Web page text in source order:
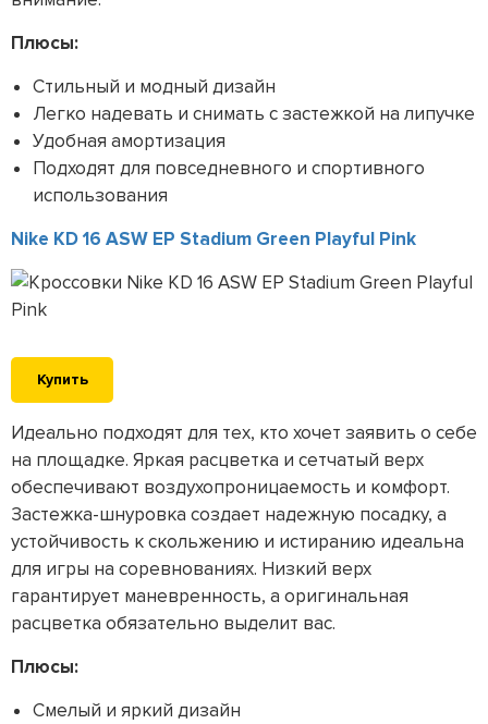
Плюсы:
Стильный и модный дизайн
Легко надевать и снимать с застежкой на липучке
Удобная амортизация
Подходят для повседневного и спортивного
использования
Nike KD 16 ASW EP Stadium Green Playful Pink
Купить
Идеально подходят для тех, кто хочет заявить о себе
на площадке. Яркая расцветка и сетчатый верх
обеспечивают воздухопроницаемость и комфорт.
Застежка-шнуровка создает надежную посадку, а
устойчивость к скольжению и истиранию идеальна
для игры на соревнованиях. Низкий верх
гарантирует маневренность, а оригинальная
расцветка обязательно выделит вас.
Плюсы:
Смелый и яркий дизайн